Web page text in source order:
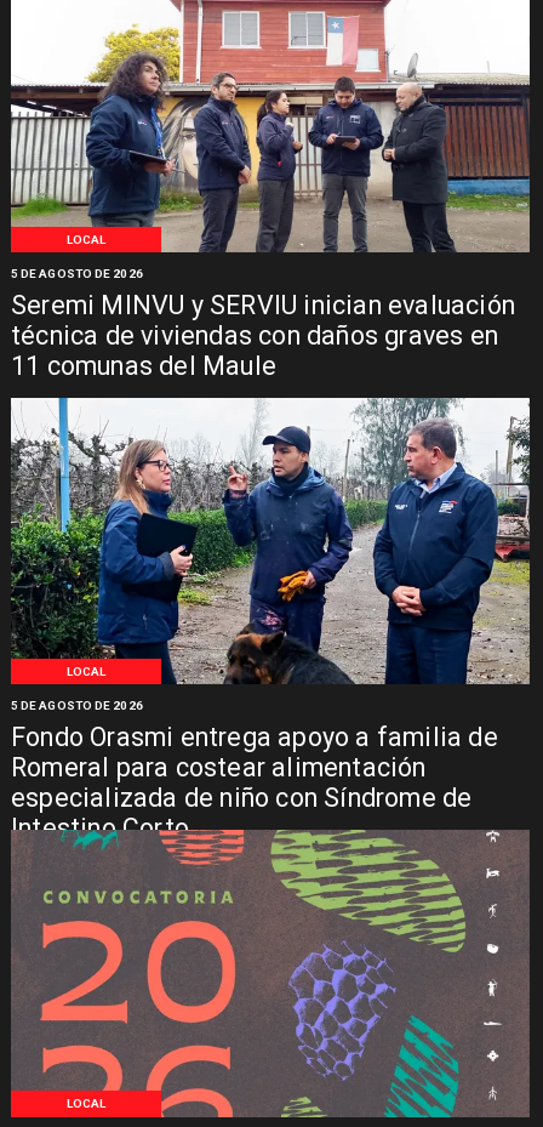
LOCAL
Seremi MINVU y SERVIU inician evaluación
técnica de viviendas con daños graves en
11 comunas del Maule
5 DE AGOSTO DE 2026
LOCAL
Fondo Orasmi entrega apoyo a familia de
Romeral para costear alimentación
especializada de niño con Síndrome de
Intestino Corto
5 DE AGOSTO DE 2026
LOCAL